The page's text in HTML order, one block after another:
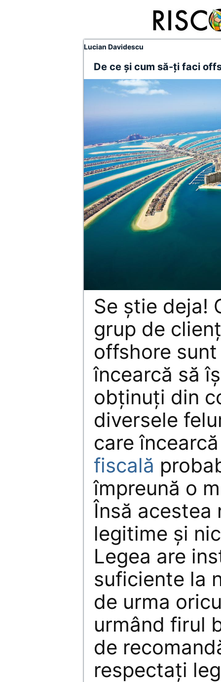
Lucian Davidescu
De ce și cum să-ți faci
Se știe deja!
grup de
offshore
încearcă să
obținuți din
diversele
care
fiscală
împreună o
Însă acestea
legitime și
Legea are
suficiente la
de urma
urmând firul
de
respectați